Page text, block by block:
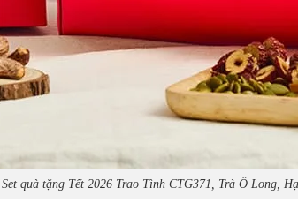
Set quà tặng Tết 2026 Trao Tình CTG371, Trà Ô Long,